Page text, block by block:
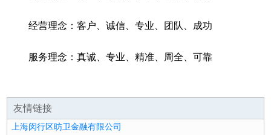
经营理念：客户、诚信、专业、团队、成功
服务理念：真诚、专业、精准、周全、可靠
友情链接
上海闵行区昉卫金融有限公司